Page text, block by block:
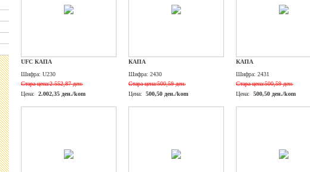
UFC КАПА
Шифра: U230
Стара цена:2.552,87 ден.
Цена:
2.002,35 ден./kom
КАПА
Шифра: 2430
Стара цена:500,59 ден.
Цена:
500,50 ден./kom
КАПА
Шифра: 2431
Стара цена:500,59 ден.
Цена:
500,50 ден./kom